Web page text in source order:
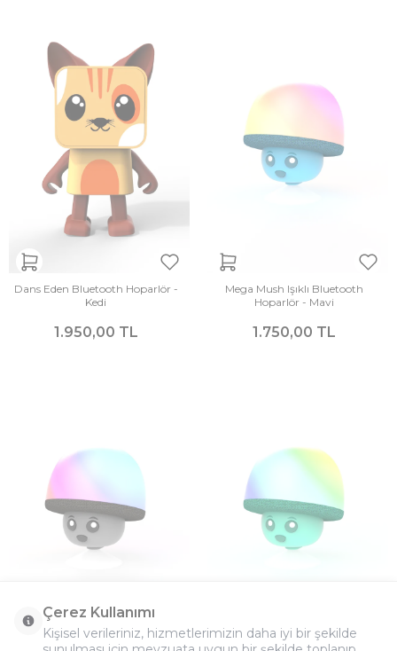
Dans Eden Bluetooth Hoparlör -
Kedi
1.950,00 TL
Mega Mush Işıklı Bluetooth
Hoparlör - Mavi
1.750,00 TL
Çerez Kullanımı
Kişisel verileriniz, hizmetlerimizin daha iyi bir şekilde